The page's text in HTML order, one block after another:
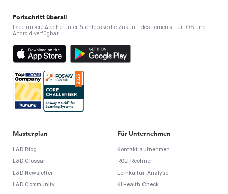
Fortschritt überall
Lade unsere App herunter & entdecke die Zukunft des Lernens. Für iOS und
Android verfügbar.
Masterplan
L&D Blog
L&D Glossar
L&D Newsletter
L&D Community
Für Unternehmen
Kontakt aufnehmen
ROLI Rechner
Lernkultur-Analyse
KI Health Check